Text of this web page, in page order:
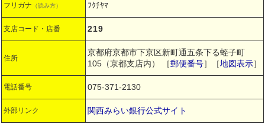
フリガナ （読み方） ﾌｸﾁﾔﾏ
支店コード・店番 219
住所
京都府京都市下京区新町通五条下る蛭子町
105（京都支店内）
［郵便番号］［地図表示］
電話番号 075-371-2130
外部リンク 関西みらい銀行公式サイト